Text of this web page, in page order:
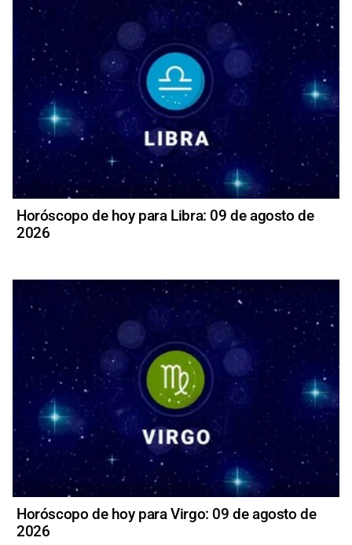
Horóscopo de hoy para Libra: 09 de agosto de
2026
Horóscopo de hoy para Virgo: 09 de agosto de
2026